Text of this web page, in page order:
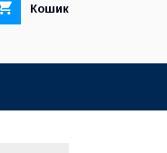
Кошик